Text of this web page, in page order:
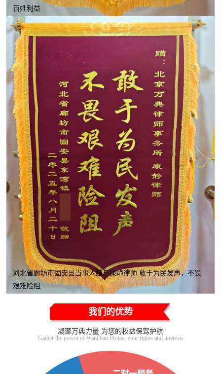
百姓利益
河北省廊坊市固安县当事人赠与康静律师 敢于为民发声，不畏
艰难险阻
我们的优势
凝聚万典力量 为您的权益保驾护航
Gather the power of WanDian Protect your rights and interests